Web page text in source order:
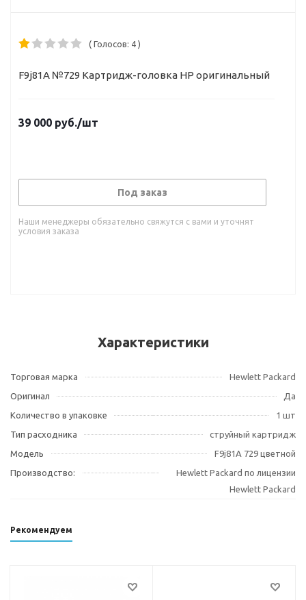
( Голосов: 4 )
F9j81A №729 Картридж-головка HP оригинальный
39 000 руб./шт
Под заказ
Наши менеджеры обязательно свяжутся с вами и уточнят
условия заказа
Характеристики
Торговая марка
Hewlett Packard
Оригинал
Да
Количество в упаковке
1 шт
Тип расходника
струйный картридж
Модель
F9j81A 729 цветной
Производство:
Hewlett Packard по лицензии
Hewlett Packard
Рекомендуем